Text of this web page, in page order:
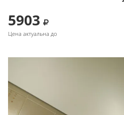
5903
Цена актуальна до